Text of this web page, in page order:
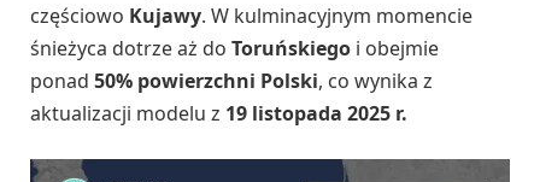
częściowo Kujawy. W kulminacyjnym momencie
śnieżyca dotrze aż do Toruńskiego i obejmie
ponad 50% powierzchni Polski, co wynika z
aktualizacji modelu z 19 listopada 2025 r.